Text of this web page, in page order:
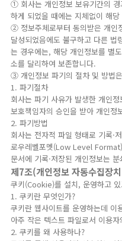
① 회사는 개인정보 보유기간의
하게 되었을 때에는 지체없이 해
② 정보주체로부터 동의받은 개인
달성되었음에도 불구하고 다른
는 경우에는, 해당 개인정보를 별
소를 달리하여 보존합니다.
③ 개인정보 파기의 절차 및 방법
1. 파기절차
회사는 파기 사유가 발생한 개인
보호책임자의 승인을 받아 개인정
2. 파기방법
회사는 전자적 파일 형태로 기록·
로우레벨포멧(Low Level
문서에 기록·저장된 개인정보는
제7조(개인정보 자동수집장
쿠키(Cookie)를 설치, 운영하고
1. 쿠키란 무엇인가?
쿠키란 웹사이트를 운영하는데 이
아주 작은 텍스트 파일로서 이용
2. 쿠키를 왜 사용하나?